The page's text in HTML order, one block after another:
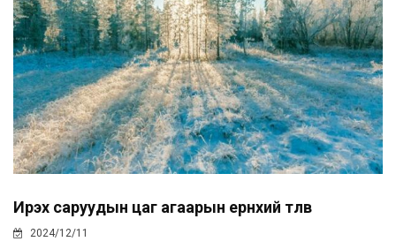
Ирэх саруудын цаг агаарын ерөнхий төлөв
2024/12/11